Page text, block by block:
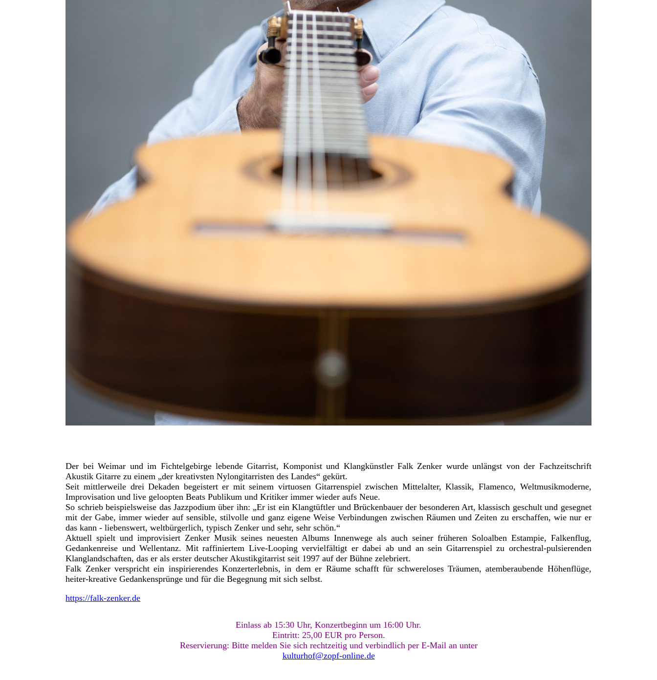
Der bei Weimar und im Fichtelgebirge lebende Gitarrist, Komponist und Klangkünstler Falk Zenker wurde unlängst von der Fachzeitschrift
Akustik Gitarre zu einem „der kreativsten Nylongitarristen des Landes“ gekürt.
Seit mittlerweile drei Dekaden begeistert er mit seinem virtuosen Gitarrenspiel zwischen Mittelalter, Klassik, Flamenco, Weltmusikmoderne,
Improvisation und live geloopten Beats Publikum und Kritiker immer wieder aufs Neue.
So schrieb beispielsweise das Jazzpodium über ihn: „Er ist ein Klangtüftler und Brückenbauer der besonderen Art, klassisch geschult und gesegnet
mit der Gabe, immer wieder auf sensible, stilvolle und ganz eigene Weise Verbindungen zwischen Räumen und Zeiten zu erschaffen, wie nur er
das kann - liebenswert, weltbürgerlich, typisch Zenker und sehr, sehr schön.“
Aktuell spielt und improvisiert Zenker Musik seines neuesten Albums Innenwege als auch seiner früheren Soloalben Estampie, Falkenflug,
Gedankenreise und Wellentanz. Mit raffiniertem Live-Looping vervielfältigt er dabei ab und an sein Gitarrenspiel zu orchestral-pulsierenden
Klanglandschaften, das er als erster deutscher Akustikgitarrist seit 1997 auf der Bühne zelebriert.
Falk Zenker verspricht ein inspirierendes Konzerterlebnis, in dem er Räume schafft für schwereloses Träumen,atemberaubende Höhenflüge,
heiter-kreative Gedankensprünge und für die Begegnung mit sich selbst.
https://falk-zenker.de
Einlass ab 15:30 Uhr, Konzertbeginn um 16:00 Uhr.
Eintritt: 25,00 EUR pro Person.
Reservierung: Bitte melden Sie sich rechtzeitig und verbindlich per E-Mail an unter
kulturhof@zopf-online.de